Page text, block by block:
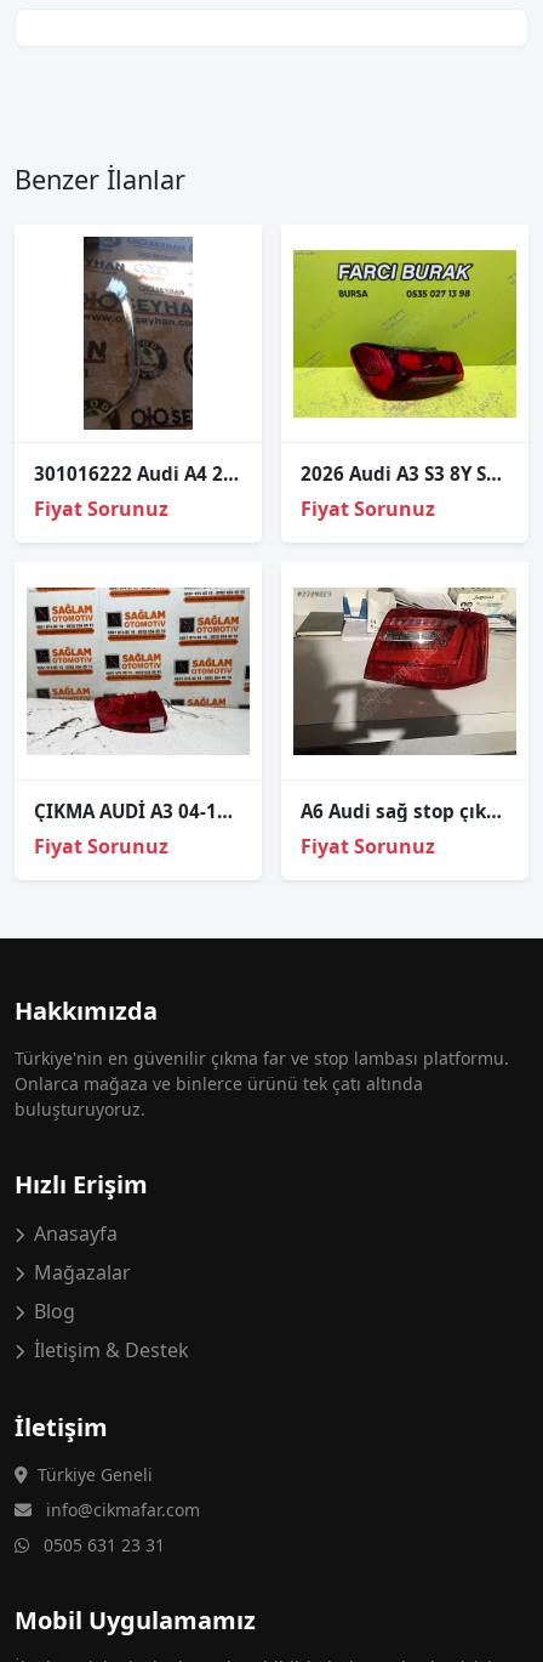
Benzer İlanlar
301016222 Audi A4 2014 sol far çıtası
Fiyat Sorunuz
2026 Audi A3 S3 8Y Sol Dış Ledli Stop 8Y0945207C
Fiyat Sorunuz
ÇIKMA AUDİ A3 04-10 SOL ARKA STOP 8P4945095
Fiyat Sorunuz
A6 Audi sağ stop çıkma ORJİNAL
Fiyat Sorunuz
Hakkımızda
Türkiye'nin en güvenilir çıkma far ve stop lambası platformu.
Onlarca mağaza ve binlerce ürünü tek çatı altında
buluşturuyoruz.
Hızlı Erişim
Anasayfa
Mağazalar
Blog
İletişim & Destek
İletişim
Türkiye Geneli
info@cikmafar.com
0505 631 23 31
Mobil Uygulamamız